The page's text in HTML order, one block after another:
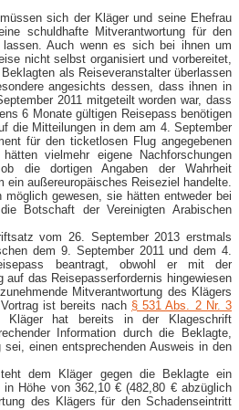
sich der Kläger und seine Ehefrau
schuldhafte Mitverantwortung für den
Auch wenn es sich bei ihnen um
nicht selbst organisiert und vorbereitet,
als Reiseveranstalter überlassen
angesichts dessen, dass ihnen in
2011 mitgeteilt worden war, dass
6 Monate gültigen Reisepass benötigen
die Mitteilungen in dem am 4. September
für den ticketlosen Flug angegebenen
vielmehr eigene Nachforschungen
die dortigen Angaben der Wahrheit
außereuropäisches Reiseziel handelte.
gewesen, sie hätten entweder bei
Botschaft der Vereinigten Arabischen
vom 26. September 2013 erstmals
dem 9. September 2011 und dem 4.
beantragt, obwohl er mit der
auf das Reisepasserfordernis hingewiesen
Mitverantwortung des Klägers
ist bereits nach § 531 Abs. 2 Nr. 3
Kläger hat bereits in der Klageschrift
Information durch die Beklagte,
einen entsprechenden Ausweis in den
dem Kläger gegen die Beklagte ein
Höhe von 362,10 € (482,80 € abzüglich
des Klägers für den Schadenseintritt